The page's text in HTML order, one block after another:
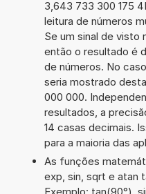
3,643 733 300 175
leitura de números
Se um sinal de visto
então o resultado é
de números. No
seria mostrado
000 000.
resultados, a
14 casas decimais.
para a maioria das
As funções
exp, sin, sqrt e atan
Exemplo: tan(90°),